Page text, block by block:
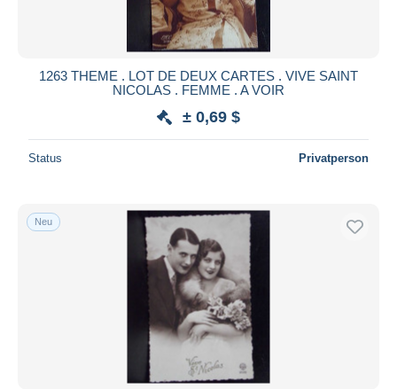
1263 THEME . LOT DE DEUX CARTES . VIVE SAINT
NICOLAS . FEMME . A VOIR
± 0,69 $
Status Privatperson
Neu